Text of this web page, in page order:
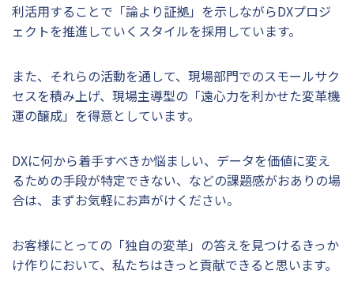
利活用することで「論より証拠」を示しながらDXプロジ
ェクトを推進していくスタイルを採用しています。
また、それらの活動を通して、現場部門でのスモールサク
セスを積み上げ、現場主導型の「遠心力を利かせた変革機
運の醸成」を得意としています。
DXに何から着手すべきか悩ましい、データを価値に変え
るための手段が特定できない、などの課題感がおありの場
合は、まずお気軽にお声がけください。
お客様にとっての「独自の変革」の答えを見つけるきっか
け作りにおいて、私たちはきっと貢献できると思います。